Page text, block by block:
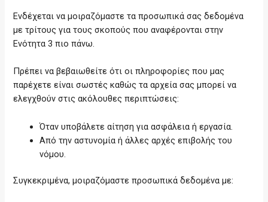
Ενδέχεται να μοιραζόμαστε τα προσωπικά σας δεδομένα
με τρίτους για τους σκοπούς που αναφέρονται στην
Ενότητα 3 πιο πάνω.
Πρέπει να βεβαιωθείτε ότι οι πληροφορίες που μας
παρέχετε είναι σωστές καθώς τα αρχεία σας μπορεί να
ελεγχθούν στις ακόλουθες περιπτώσεις:
Όταν υποβάλετε αίτηση για ασφάλεια ή εργασία.
Από την αστυνομία ή άλλες αρχές επιβολής του
νόμου.
Συγκεκριμένα, μοιραζόμαστε προσωπικά δεδομένα με: